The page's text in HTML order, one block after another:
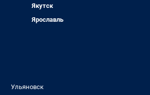
Якутск
Ярославль
Ульяновск